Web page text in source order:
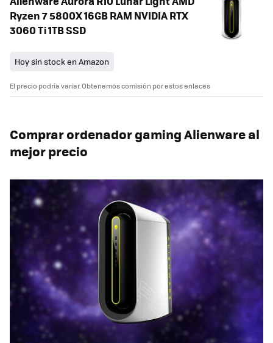
Ryzen 7 5800X 16GB RAM NVIDIA RTX
3060 Ti 1TB SSD
Hoy sin stock en Amazon
El precio podría variar. Obtenemos comisión por estos enlaces
Comprar ordenador gaming Alienware al
mejor precio